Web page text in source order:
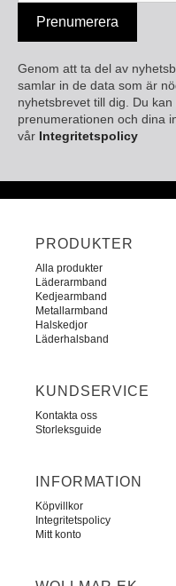
Genom att ta del av
samlar in de data som är
nyhetsbrevet till dig. Du
prenumerationen och dina
vår Integritetspolicy
PRODUKTER
Alla produkter
Läderarmband
Kedjearmband
Metallarmband
Halskedjor
Läderhalsband
KUNDSERVICE
Kontakta oss
Storleksguide
INFORMATION
Köpvillkor
Integritetspolicy
Mitt konto